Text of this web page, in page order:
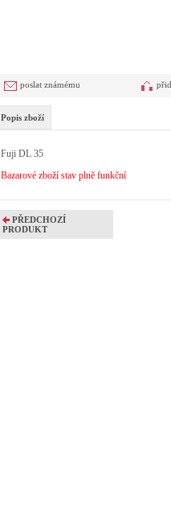
poslat známému
Popis zboží
Fuji DL 35
Bazarové zboží stav plně funkční
PŘEDCHOZÍ
PRODUKT